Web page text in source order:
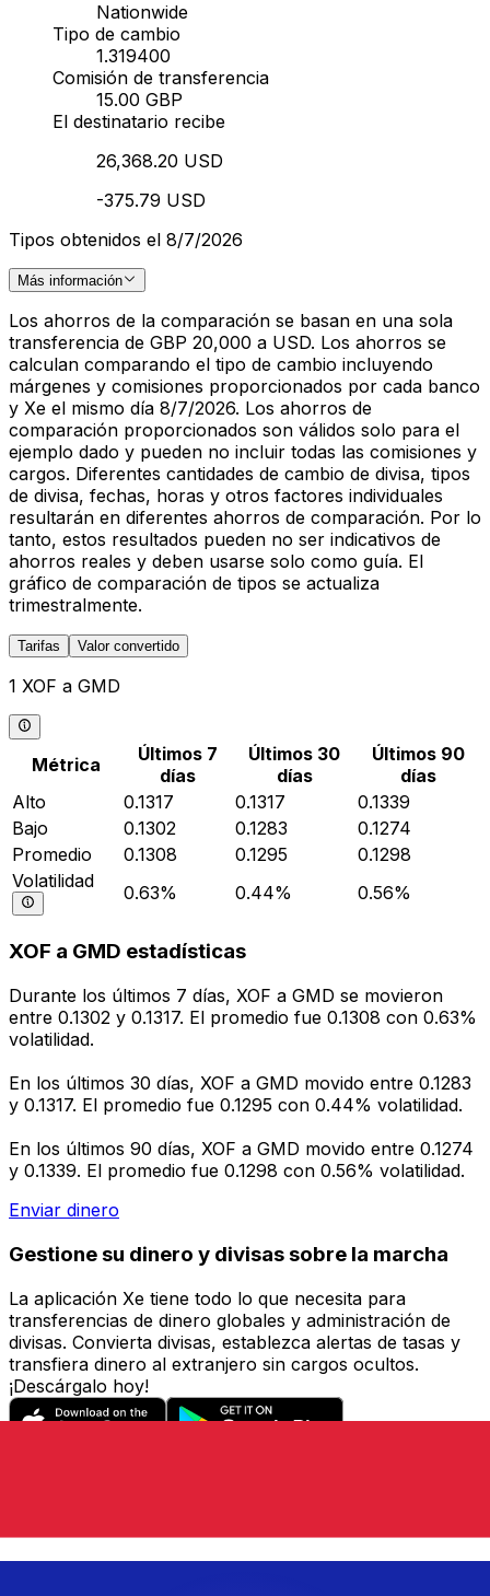
Nationwide
Tipo de cambio
1.319400
Comisión de transferencia
15.00 GBP
El destinatario recibe
26,368.20 USD
-375.79 USD
Tipos obtenidos el 8/7/2026
Más información
Los ahorros de la comparación se basan en una sola
transferencia de GBP 20,000 a USD. Los ahorros se
calculan comparando el tipo de cambio incluyendo
márgenes y comisiones proporcionados por cada banco
y Xe el mismo día 8/7/2026. Los ahorros de
comparación proporcionados son válidos solo para el
ejemplo dado y pueden no incluir todas las comisiones y
cargos. Diferentes cantidades de cambio de divisa, tipos
de divisa, fechas, horas y otros factores individuales
resultarán en diferentes ahorros de comparación. Por lo
tanto, estos resultados pueden no ser indicativos de
ahorros reales y deben usarse solo como guía. El
gráfico de comparación de tipos se actualiza
trimestralmente.
Tarifas Valor convertido
1 XOF a GMD
Métrica
Últimos 7
días
Últimos 30
días
Últimos 90
días
Alto
0.1317 0.1317
0.1339
Bajo
0.1302 0.1283
0.1274
Promedio
0.1308 0.1295
0.1298
Volatilidad
0.63% 0.44% 0.56%
XOF a GMD estadísticas
Durante los últimos 7 días, XOF a GMD se movieron
entre 0.1302 y 0.1317. El promedio fue 0.1308 con 0.63%
volatilidad.
En los últimos 30 días, XOF a GMD movido entre 0.1283
y 0.1317. El promedio fue 0.1295 con 0.44% volatilidad.
En los últimos 90 días, XOF a GMD movido entre 0.1274
y 0.1339. El promedio fue 0.1298 con 0.56% volatilidad.
Enviar dinero
Gestione su dinero y divisas sobre la marcha
La aplicación Xe tiene todo lo que necesita para
transferencias de dinero globales y administración de
divisas. Convierta divisas, establezca alertas de tasas y
transfiera dinero al extranjero sin cargos ocultos.
¡Descárgalo hoy!